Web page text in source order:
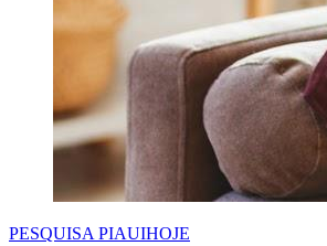
PESQUISA PIAUIHOJE